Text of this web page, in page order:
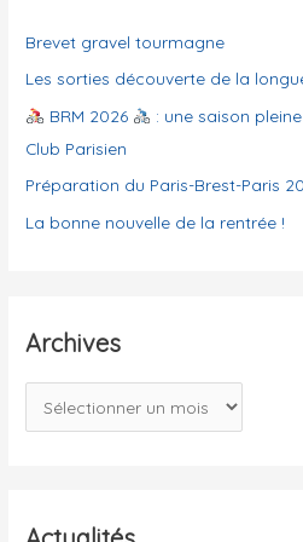
r
i
e
s
Brevet gravel tourmagne
Les sorties découverte de la
BRM 2026
: une saison
Club Parisien
Préparation du Paris-Brest-Paris
La bonne nouvelle de la rentrée !
Archives
r